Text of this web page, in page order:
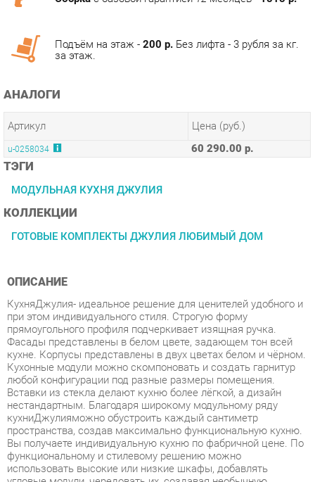
АНАЛОГИ
Артикул
u-0258034 60 290.00 р.
ТЭГИ
МОДУЛЬНАЯ КУХНЯ ДЖУЛИЯ
КОЛЛЕКЦИИ
ГОТОВЫЕ КОМПЛЕКТЫ ДЖУЛИЯ ЛЮБИМЫЙ ДОМ
ОПИСАНИЕ
прямоугольного профиля подчеркивает изящная ручка.
Фасады представлены в белом цвете, задающем тон всей
кухне. Корпусы представлены в двух цветах белом и чёрном.
Кухонные модули можно скомпоновать и создать гарнитур
любой конфигурации под разные размеры помещения.
Вставки из стекла делают кухню более лёгкой, а дизайн
нестандартным. Благодаря широкому модульному ряду
кухниДжулияможно обустроить каждый сантиметр
пространства, создав максимально функциональную кухню.
Вы получаете индивидуальную кухню по фабричной цене. По
функциональному и стилевому решению можно
использовать высокие или низкие шкафы, добавлять
угловые модули, чередовать их, создавая необычную
композицию. Высокие шкафы - преимущество коллекции,
можно выстроить кухню почти до потолка - удобно уложить
на верхние полки редко используемые вещи. Стиль -
классический, итальянский.